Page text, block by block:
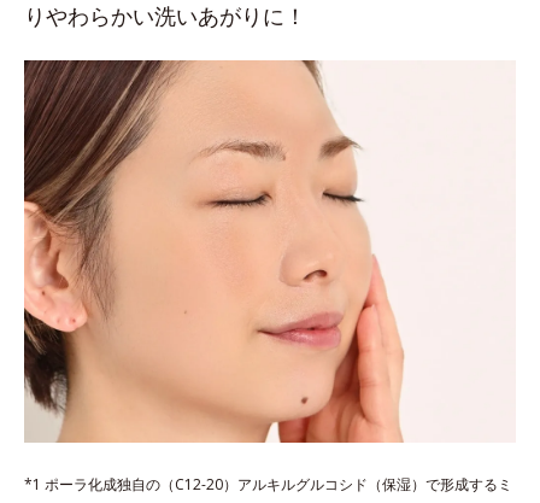
りやわらかい洗いあがりに！
*1 ポーラ化成独自の（C12-20）アルキルグルコシド（保湿）で形成するミ